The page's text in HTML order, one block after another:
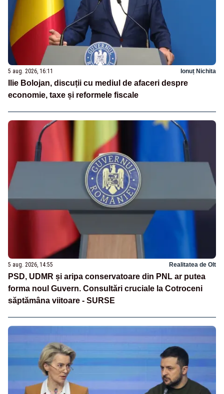
5 aug. 2026, 16:11 Ionuț Nichita
Ilie Bolojan, discuții cu mediul de afaceri despre
economie, taxe și reformele fiscale
5 aug. 2026, 14:55 Realitatea de Olt
PSD, UDMR și aripa conservatoare din PNL ar putea
forma noul Guvern. Consultări cruciale la Cotroceni
săptămâna viitoare - SURSE